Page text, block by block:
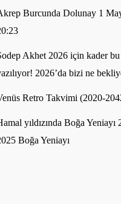
Burcunda Dolunay 1
Akhet 2026 için kader bu
2026’da bizi ne
Retro Takvimi (2020-
yıldızında Boğa Yeniayı
Boğa Yeniayı